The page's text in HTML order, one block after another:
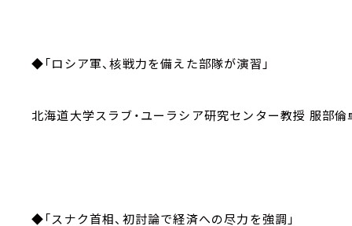
◆「ロシア軍、核戦力を備えた部隊が演習」
北海道大学スラブ・ユーラシア研究センター教授 服部倫
◆「スナク首相、初討論で経済への尽力を強調」